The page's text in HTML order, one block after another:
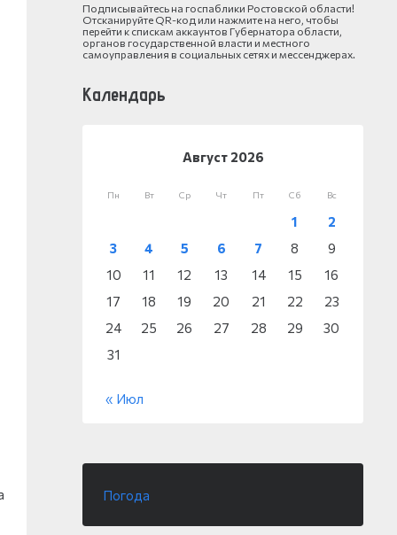
Подписывайтесь на госпаблики Ростовской области!
Отсканируйте QR-код или нажмите на него, чтобы
перейти к спискам аккаунтов Губернатора области,
органов государственной власти и местного
самоуправления в социальных сетях и мессенджерах.
Календарь
Август 2026
Пн Вт Ср Чт Пт Сб Вс
1
2
3
4 5 6 7 8
9
10
11 12 13 14 15
16
17
18 19 20 21 22
23
24
25 26 27 28 29
30
31
« Июл
Погода